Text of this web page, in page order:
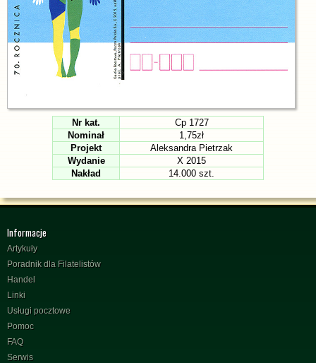
Nr kat.
Cp 1727
Nominał
1,75zł
Projekt
Aleksandra Pietrzak
Wydanie
X 2015
Nakład
14.000 szt.
Informacje
Artykuły
Poradnik dla Filatelistów
Handel
Linki
Usługi pocztowe
Pomoc
FAQ
Serwis